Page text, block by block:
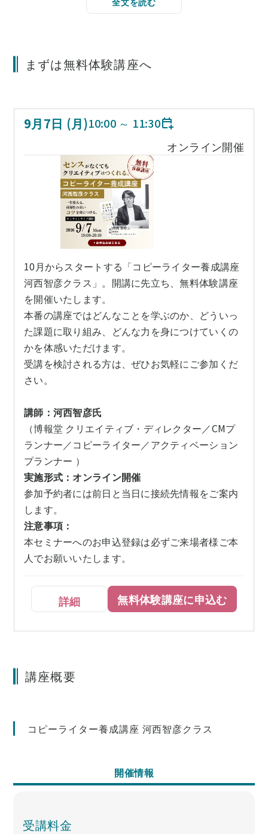
まずは無料体験講座へ
9月7日 (月)10:00 ～ 11:30
オンライン開催
10月からスタートする「コピーライター養成講座
河西智彦クラス」。開講に先立ち、無料体験講座
を開催いたします。
本番の講座ではどんなことを学ぶのか、どういっ
た課題に取り組み、どんな力を身につけていくの
かを体感いただけます。
受講を検討される方は、ぜひお気軽にご参加くだ
さい。
講師：河西智彦氏
（博報堂 クリエイティブ・ディレクター／CMプ
ランナー／コピーライター／アクティベーション
プランナー ）
実施形式：オンライン開催
参加予約者には前日と当日に接続先情報をご案内
します。
注意事項：
本セミナーへのお申込登録は必ずご来場者様ご本
人でお願いいたします。
詳細 無料体験講座に申込む
講座概要
コピーライター養成講座 河西智彦クラス
開催情報
受講料金